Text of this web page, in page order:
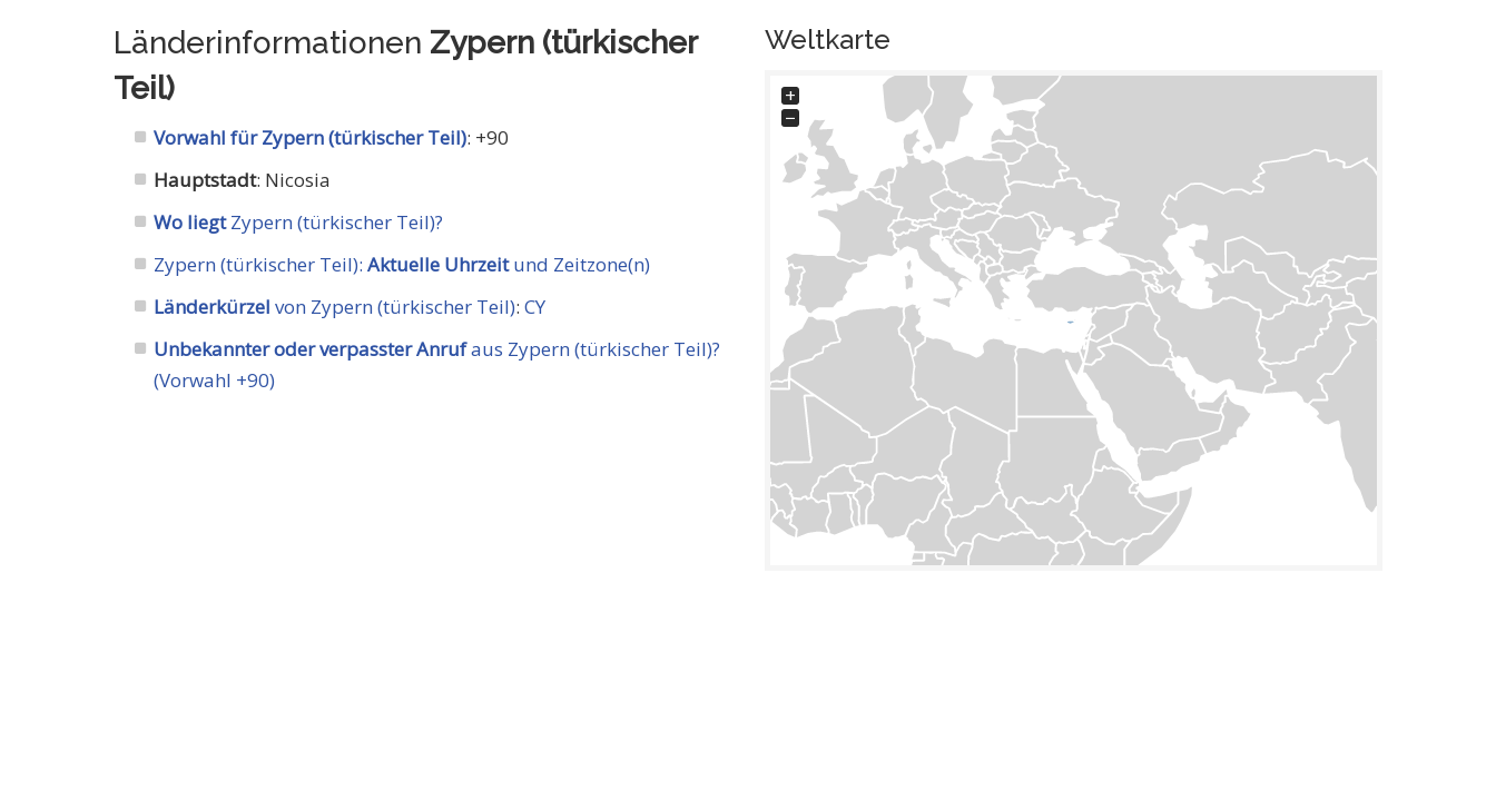
Länderinformationen Zypern (türkischer
Teil)
Vorwahl für Zypern (türkischer Teil): +90
Hauptstadt: Nicosia
Wo liegtZypern (türkischer Teil)?
Zypern (türkischer Teil):Aktuelle Uhrzeitund Zeitzone(n)
Länderkürzel von Zypern (türkischer Teil):CY
Unbekannter oder verpasster Anrufaus Zypern (türkischer Teil)?
(Vorwahl +90)
Weltkarte
+
−